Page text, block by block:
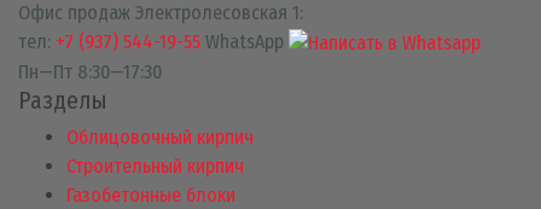
Офис продаж Электролесовская 1:
тел: +7 (937) 544-19-55 WhatsApp
Пн—Пт 8:30—17:30
Разделы
Облицовочный кирпич
Строительный кирпич
Газобетонные блоки